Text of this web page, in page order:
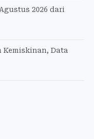
2026 dari
Kemiskinan, Data